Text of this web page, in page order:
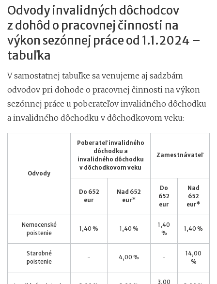
Odvody invalidných dôchodcov
z dohôd o pracovnej činnosti na
výkon sezónnej práce od 1.1.2024 –
tabuľka
V samostatnej tabuľke sa venujeme aj sadzbám
odvodov pri dohode o pracovnej činnosti na výkon
sezónnej práce u poberateľov invalidného dôchodku
a invalidného dôchodku v dôchodkovom veku:
Odvody
Poberateľ invalidného
dôchodku a
invalidného dôchodku
v dôchodkovom veku
Zamestnávateľ
Do 652
eur
Nad 652
eur*
Do
652
eur
Nad
652
eur*
Nemocenské
poistenie
1,40 % 1,40 %
1,40
%
1,40 %
Starobné
poistenie
- 4,00 % -
14,00
%
3,00